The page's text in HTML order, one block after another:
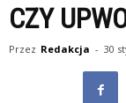
CZY
Przez Redakcja - 30